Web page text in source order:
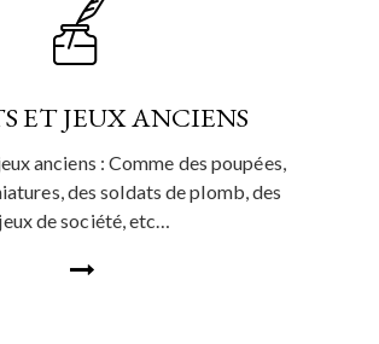
ET JEUX ANCIENS
anciens : Comme des poupées,
des soldats de plomb, des
jeux de société, etc…